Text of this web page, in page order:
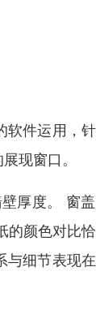
软件运用，
现窗口。
厚度。 窗
的颜色对比
与细节表现